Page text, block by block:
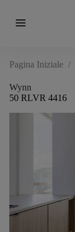
menu
Pagina Iniziale /
Wynn
50 RLVR 4416